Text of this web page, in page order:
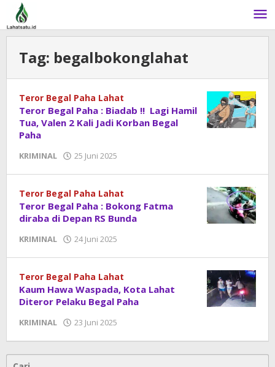
Lewati
konten
Tag: begalbokonglahat
Teror Begal Paha Lahat
Teror Begal Paha : Biadab !! Lagi Hamil
Tua, Valen 2 Kali Jadi Korban Begal
Paha
KRIMINAL 25 Juni 2025
Teror Begal Paha Lahat
Teror Begal Paha : Bokong Fatma
diraba di Depan RS Bunda
KRIMINAL 24 Juni 2025
Teror Begal Paha Lahat
Kaum Hawa Waspada, Kota Lahat
Diteror Pelaku Begal Paha
KRIMINAL 23 Juni 2025
Cari